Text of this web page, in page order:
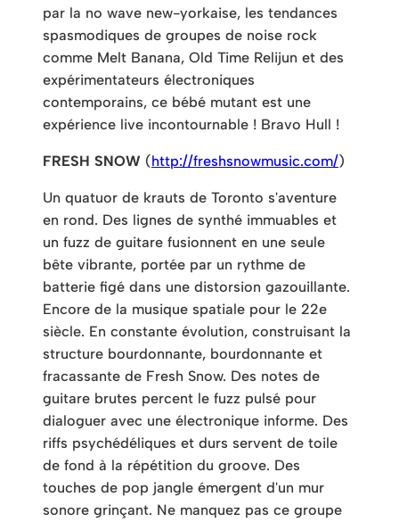
par la no wave new-yorkaise, les tendances
spasmodiques de groupes de noise rock
comme Melt Banana, Old Time Relijun et des
expérimentateurs électroniques
contemporains, ce bébé mutant est une
expérience live incontournable ! Bravo Hull !
FRESH SNOW (http://freshsnowmusic.com/)
Un quatuor de krauts de Toronto s'aventure
en rond. Des lignes de synthé immuables et
un fuzz de guitare fusionnent en une seule
bête vibrante, portée par un rythme de
batterie figé dans une distorsion gazouillante.
Encore de la musique spatiale pour le 22e
siècle. En constante évolution, construisant la
structure bourdonnante, bourdonnante et
fracassante de Fresh Snow. Des notes de
guitare brutes percent le fuzz pulsé pour
dialoguer avec une électronique informe. Des
riffs psychédéliques et durs servent de toile
de fond à la répétition du groove. Des
touches de pop jangle émergent d'un mur
sonore grinçant. Ne manquez pas ce groupe